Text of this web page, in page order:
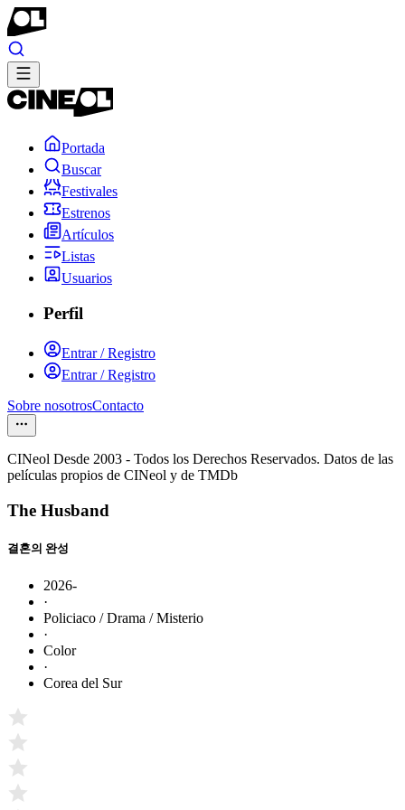
Portada
Buscar
Festivales
Estrenos
Artículos
Listas
Usuarios
Perfil
Entrar / Registro
Entrar / Registro
Sobre nosotrosContacto
CINeol Desde 2003 - Todos los Derechos Reservados. Datos de las
películas propios de CINeol y de TMDb
The Husband
결혼의 완성
2026-
·
Policiaco / Drama / Misterio
·
Color
·
Corea del Sur